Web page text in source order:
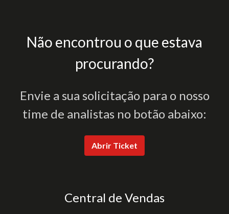
Não encontrou o que estava
procurando?
Envie a sua solicitação para o nosso
time de analistas no botão abaixo:
Abrir Ticket
Central de Vendas